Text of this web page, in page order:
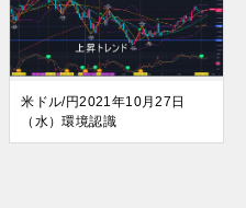
米ドル/円2021年10月27日
（水）環境認識